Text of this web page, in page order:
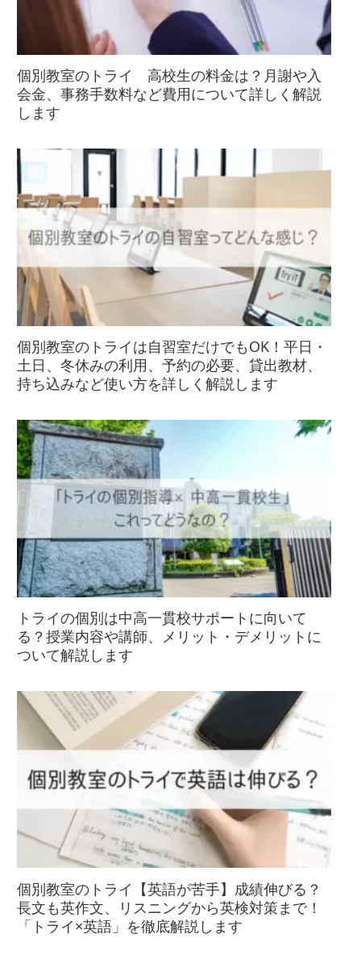
個別教室のトライ 高校生の料金は？月謝や入
会金、事務手数料など費用について詳しく解説
します
個別教室のトライは自習室だけでもOK！平日・
土日、冬休みの利用、予約の必要、貸出教材、
持ち込みなど使い方を詳しく解説します
トライの個別は中高一貫校サポートに向いて
る？授業内容や講師、メリット・デメリットに
ついて解説します
個別教室のトライ【英語が苦手】成績伸びる？
長文も英作文、リスニングから英検対策まで！
「トライ×英語」を徹底解説します